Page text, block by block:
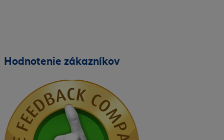
Hodnotenie zákazníkov